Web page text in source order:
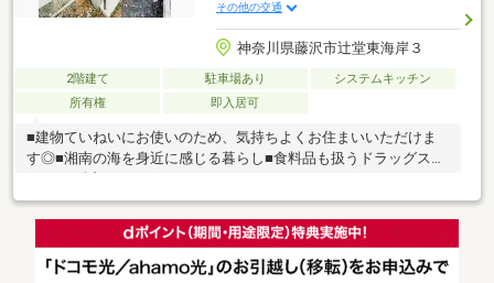
その他の交通
神奈川県藤沢市辻堂東海岸３
2階建て 駐車場あり
システムキッチン
所有権
即入居可
■建物ていねいにお使いのため、気持ちよくお住まいいただけま
す◎■湘南の海を身近に感じる暮らし■食料品も扱うドラッグスト